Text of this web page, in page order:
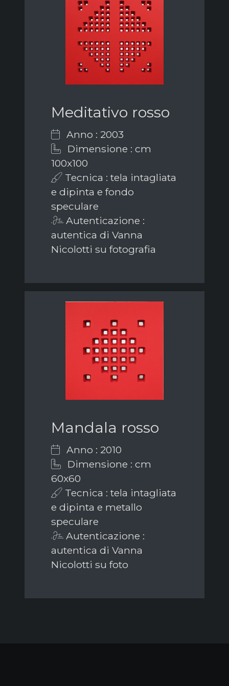
Meditativo rosso
Anno : 2003
Dimensione : cm
100x100
Tecnica : tela intagliata
e dipinta e fondo
speculare
Autenticazione :
autentica di Vanna
Nicolotti su fotografia
Mandala rosso
Anno : 2010
Dimensione : cm
60x60
Tecnica : tela intagliata
e dipinta e metallo
speculare
Autenticazione :
autentica di Vanna
Nicolotti su foto